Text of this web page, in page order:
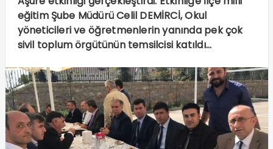
eğitim Şube Müdürü Celil DEMİRCİ, Okul
yöneticileri ve öğretmenlerin yanında pek çok
sivil toplum örgütünün temsilcisi katıldı…